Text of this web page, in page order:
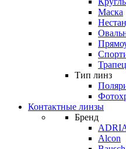
Маска
Тип линз
Контактные линзы
Бренд
Alcon